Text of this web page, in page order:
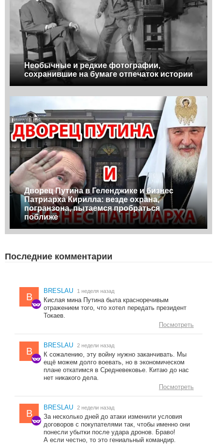
Необычные и редкие фотографии,
сохранившие на бумаге отпечаток истории
Дворец Путина в Геленджике и бизнес
Патриарха Кирилла: везде охрана,
погранзона, пытаемся пробраться
поближе
Последние комментарии
B
BRESLAU 1 неделя назад
Кислая мина Путина была красноречивым
отражением того, что хотел передать президент
Токаев.
Посмотреть
B
BRESLAU 2 недели назад
К сожалению, эту войну нужно заканчивать. Мы
ещё можем долго воевать, но в экономическом
плане откатимся в Средневековье. Китаю до нас
нет никакого дела.
Посмотреть
B
BRESLAU 2 недели назад
За несколько дней до атаки изменили условия
договоров с покупателями так, чтобы именно они
понесли убытки после удара дронов. Браво!
А если честно, то это гениальный командир.